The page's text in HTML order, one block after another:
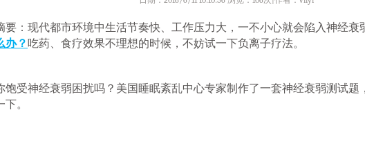
：现代都市环境中生活节奏快、工作压力大，一不小心就会陷入神经衰
办？吃药、食疗效果不理想的时候，不妨试一下负离子疗法。
受神经衰弱困扰吗？美国睡眠紊乱中心专家制作了一套神经衰弱测试题
下。